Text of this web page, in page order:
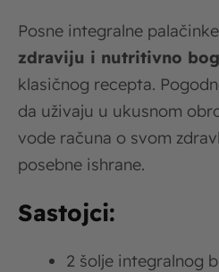
Posne integralne
zdraviju i nutritivno
klasičnog recepta.
da uživaju u ukusnom
vode računa o svom
posebne ishrane.
Sastojci:
2 šolje integralnog